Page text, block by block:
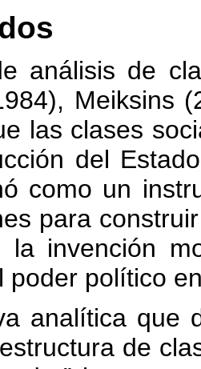
análisis de
Meiksins
las clases
del
como un
para
la invención
poder político
analítica que
de